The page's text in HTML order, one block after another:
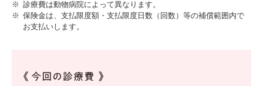
※ 診療費は動物病院によって異なります。
※ 保険金は、支払限度額・支払限度日数（回数）等の補償範囲内で
お支払いします。